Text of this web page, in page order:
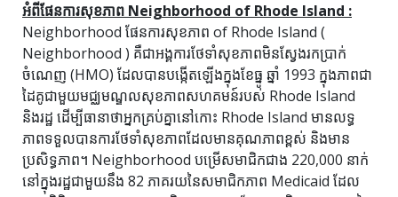
អំពីផែនការសុខភាព Neighborhood of Rhode Island :
Neighborhood ផែនការសុខភាព of Rhode Island (
Neighborhood ) គឺជាអង្គការថែទាំសុខភាពមិនស្វែងរកប្រាក់
ចំណេញ (HMO) ដែលបានបង្កើតឡើងក្នុងខែធ្នូ ឆ្នាំ 1993 ក្នុងភាពជា
ដៃគូជាមួយមជ្ឈមណ្ឌលសុខភាពសហគមន៍របស់ Rhode Island
និងរដ្ឋ ដើម្បីធានាថាអ្នកគ្រប់គ្នានៅកោះ Rhode Island មានលទ្ធ
ភាពទទួលបានការថែទាំសុខភាពដែលមានគុណភាពខ្ពស់ និងមាន
ប្រសិទ្ធភាព។ Neighborhood បម្រើសមាជិកជាង 220,000 នាក់
នៅក្នុងរដ្ឋជាមួយនឹង 82 ភាគរយនៃសមាជិកភាព Medicaid ដែល